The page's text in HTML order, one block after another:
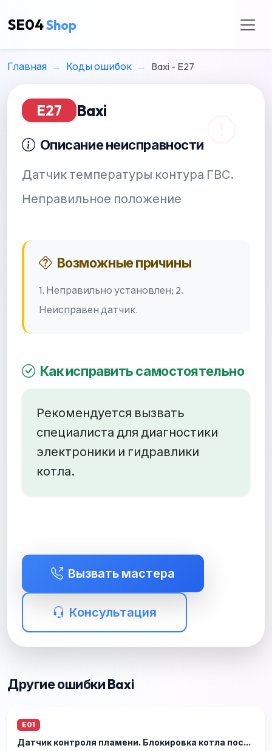
SE04Shop
Главная Коды ошибок Baxi - E27
E27 Baxi
Описание неисправности
Датчик температуры контура ГВС.
Неправильное положение
Возможные причины
1. Неправильно установлен; 2.
Неисправен датчик.
Как исправить самостоятельно
Рекомендуется вызвать
специалиста для диагностики
электроники и гидравлики
котла.
Вызвать мастера
Консультация
Другие ошибки Baxi
E01
Датчик контроля пламени. Блокировка котла после 3-х неудачных попыток розжига